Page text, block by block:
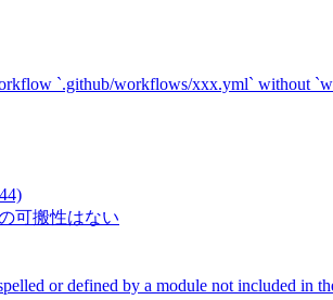
`.github/workflows/xxx.yml` without
可搬性はない
or defined by a module not included in